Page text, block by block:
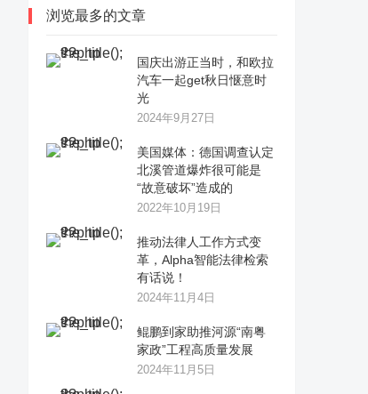
浏览最多的文章
国庆出游正当时，和欧拉
汽车一起get秋日惬意时
光
2024年9月27日
美国媒体：德国调查认定
北溪管道爆炸很可能是
“故意破坏”造成的
2022年10月19日
推动法律人工作方式变
革，Alpha智能法律检索
有话说！
2024年11月4日
鲲鹏到家助推河源“南粤
家政”工程高质量发展
2024年11月5日